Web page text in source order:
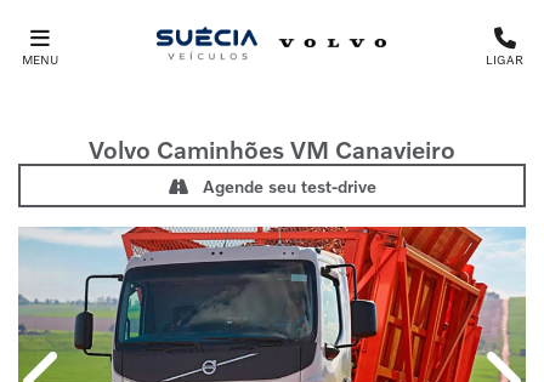
MENU LIGAR
Volvo Caminhões VM Canavieiro
Agende seu test-drive